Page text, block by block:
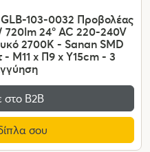
103-0032 Προβολέας
24° AC 220-240V
2700K - Sanan SMD
- Μ11 x Π9 x Υ15cm - 3
στο Β2Β
σου